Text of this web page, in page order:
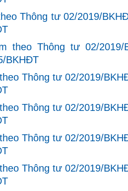
Thông tư 02/2019/
theo Thông tư 02/
BKHĐT
Thông tư 02/2019/
Thông tư 02/2019/
Thông tư 02/2019/
Thông tư 02/2019/